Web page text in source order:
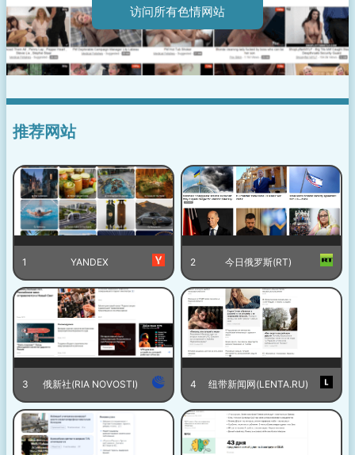
访问所有色情网站
推荐网站
1 YANDEX 2 今日俄罗斯(RT)
3 俄新社(RIA NOVOSTI) 4 纽带新闻网(LENTA.RU)